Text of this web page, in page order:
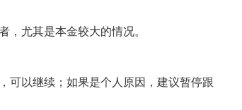
尤其是本金较大的情况。
可以继续；如果是个人原因，建议暂停跟